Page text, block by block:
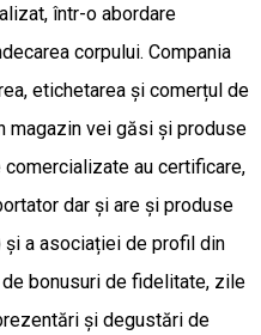
într-o abordare
corpului. Compania
etichetarea și comerțul de
magazin vei găsi și produse
au certificare,
dar și are și produse
a asociației de profil din
bonusuri de fidelitate, zile
și degustări de